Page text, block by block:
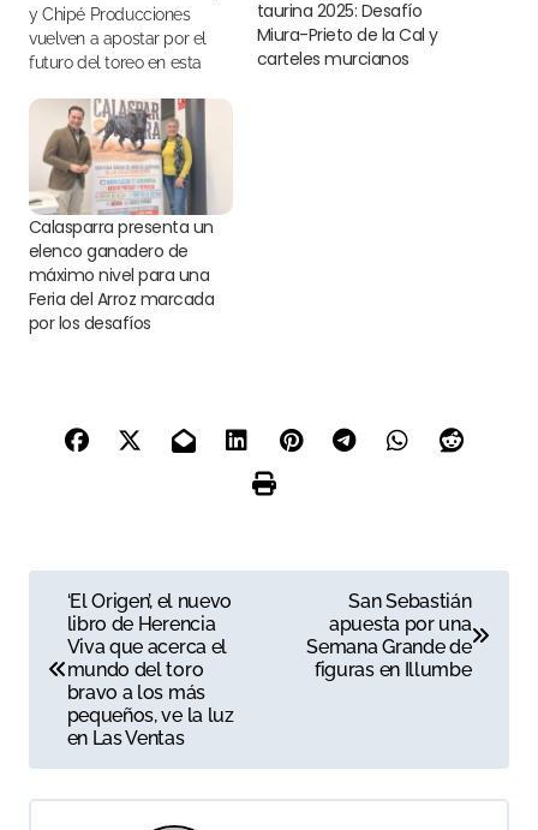
y Chipé Producciones
vuelven a apostar por el
futuro del toreo en esta
taurina 2025: Desafío
Miura-Prieto de la Cal y
carteles murcianos
Calasparra presenta un
elenco ganadero de
máximo nivel para una
Feria del Arroz marcada
por los desafíos
g
‘El Origen’, el nuevo
libro de Herencia
Viva que acerca el
mundo del toro
bravo a los más
pequeños, ve la luz
en Las Ventas
San Sebastián
apuesta por una
Semana Grande de
figuras en Illumbe